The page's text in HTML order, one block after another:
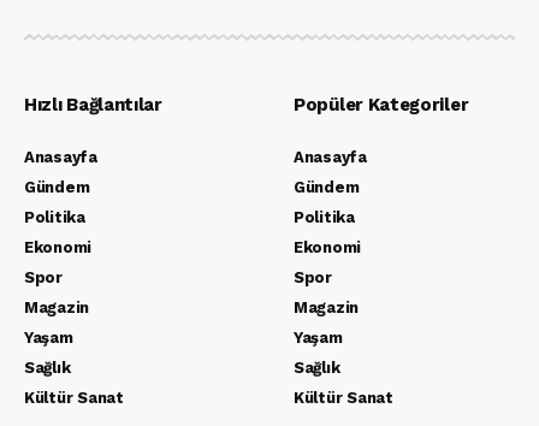
Hızlı Bağlantılar
Anasayfa
Gündem
Politika
Ekonomi
Spor
Magazin
Yaşam
Sağlık
Kültür Sanat
Popüler Kategoriler
Anasayfa
Gündem
Politika
Ekonomi
Spor
Magazin
Yaşam
Sağlık
Kültür Sanat